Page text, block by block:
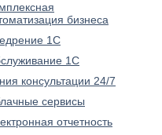
бизнеса
1С
1С
консультации 24/7
сервисы
отчетность